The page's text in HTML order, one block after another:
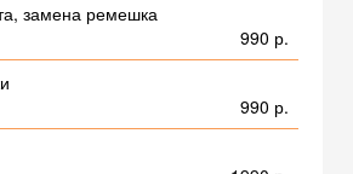
замена ремешка
990 р.
990 р.